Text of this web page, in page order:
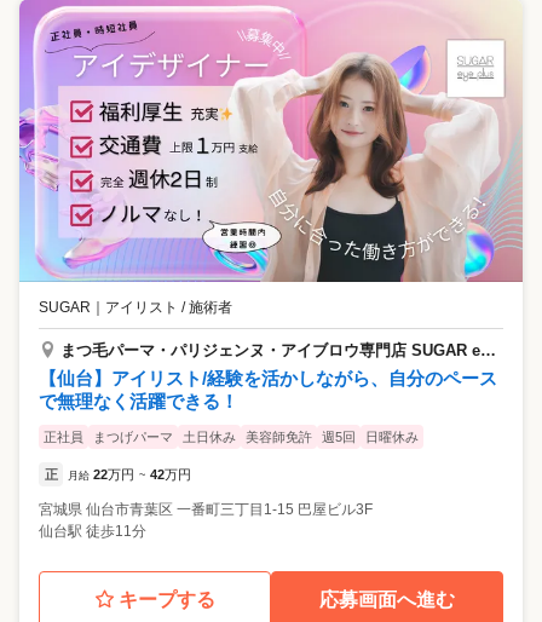
SUGAR アイリスト / 施術者
まつ毛パーマ・パリジェンヌ・アイブロウ専門店 SUGAR eye plus
【仙台】アイリスト/経験を活かしながら、自分のペース
で無理なく活躍できる！
正社員 まつげパーマ 土日休み 美容師免許 週5回 日曜休み
正 月給 22万円 ~ 42万円
宮城県 仙台市青葉区 一番町三丁目1-15 巴屋ビル3F
仙台駅 徒歩11分
キープする 応募画面へ進む